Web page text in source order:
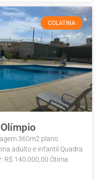
COLATINA
360m2 plano
adulto e infantil Quadra
R$ 140.000,00 Ótima